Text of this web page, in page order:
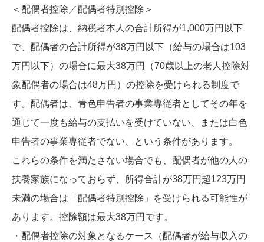
＜配偶者控除／配偶者特別控除＞
配偶者控除は、納税者本人の合計所得が1,000万円以下
で、配偶者の合計所得が38万円以下（給与の場合は103
万円以下）の場合に最大38万円（70歳以上の老人控除対
象配偶者の場合は48万円）の控除を受けられる制度で
す。配偶者は、青色申告者の事業専従者としてその年を
通じて一度も給与の支払いを受けていない、または白色
申告者の事業専従者でない、という条件があります。
これらの条件を満たさない場合でも、配偶者が他の人の
扶養家族になっておらず、所得合計が38万円超123万円
未満の場合は「配偶者特別控除」を受けられる可能性が
あります。控除額は最大38万円です。
・配偶者控除の対象となるケース（配偶者が給与収入の